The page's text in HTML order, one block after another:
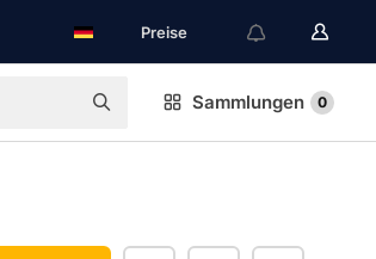
Preise
Sammlungen 0